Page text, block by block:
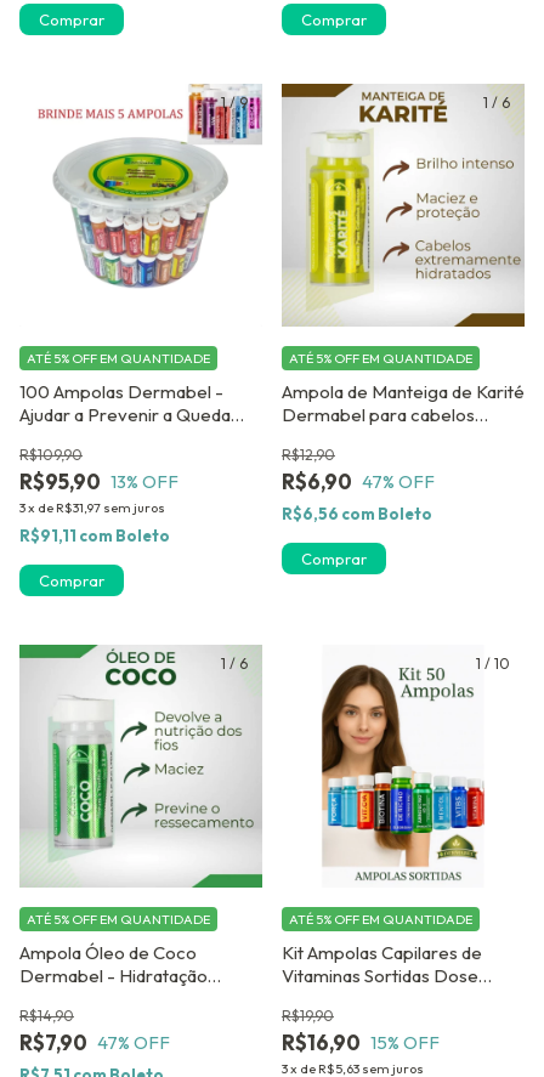
Comprar Comprar
1/9
100 Ampolas Dermabel -
Ajudar a Prevenir a Queda
DE BRINDE !
R$95,90
R$109,90
13% OFF
3x de R$31,97 sem juros
ATÉ 5% OFF EM QUANTIDADE
R$91,11 com Boleto
1 /6
Ampola de Manteiga de Karité
Dermabel para cabelos
R$6,90
R$12,90
47% OFF
ATÉ 5% OFF EM QUANTIDADE
R$6,56 com Boleto
Comprar
1 / 6
Ampola Óleo de Coco
Dermabel - Hidratação
Ressecamento-
R$7,90
R$14,90
47% OFF
ATÉ 5% OFF EM QUANTIDADE
1 / 10
Kit Ampolas Capilares de
Vitaminas Sortidas Dose
Combate a Queda
R$16,90
R$19,90
15% OFF
3x de R$5,63 sem juros
ATÉ 5% OFF EM QUANTIDADE